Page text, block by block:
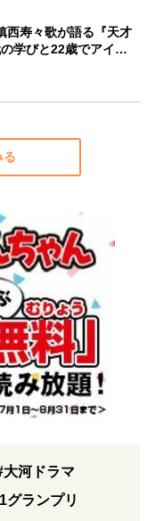
西寿々歌が語る『天才
学びと22歳でアイ…
る
大河ドラマ
グランプリ